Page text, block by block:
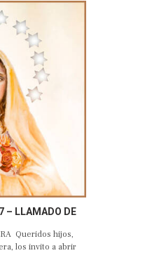
– LLAMADO DE
DE MARÍA
Queridos hijos,
los invito a abrir